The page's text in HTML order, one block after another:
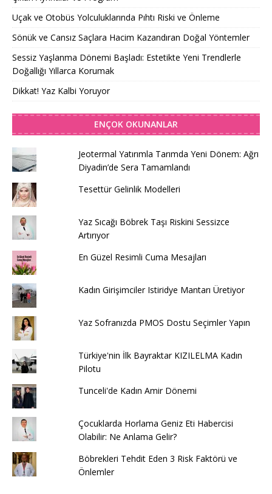
Uçak ve Otobüs Yolculuklarında Pıhtı Riski ve Önleme
Sönük ve Cansız Saçlara Hacim Kazandıran Doğal Yöntemler
Sessiz Yaşlanma Dönemi Başladı: Estetikte Yeni Trendlerle
Doğallığı Yıllarca Korumak
Dikkat! Yaz Kalbi Yoruyor
ENÇOK OKUNANLAR
Jeotermal Yatırımla Tarımda Yeni Dönem: Ağrı
Diyadin’de Sera Tamamlandı
Tesettür Gelinlik Modelleri
Yaz Sıcağı Böbrek Taşı Riskini Sessizce
Artırıyor
En Güzel Resimli Cuma Mesajları
Kadın Girişimciler Istiridye Mantarı Üretiyor
Yaz Sofranızda PMOS Dostu Seçimler Yapın
Türkiye'nin İlk Bayraktar KIZILELMA Kadın
Pilotu
Tunceli'de Kadın Amir Dönemi
Çocuklarda Horlama Geniz Eti Habercisi
Olabilir: Ne Anlama Gelir?
Böbrekleri Tehdit Eden 3 Risk Faktörü ve
Önlemler